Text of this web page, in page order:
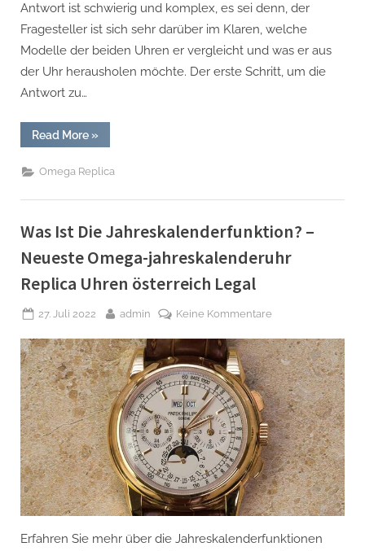
Antwort ist schwierig und komplex, es sei denn, der
Fragesteller ist sich sehr darüber im Klaren, welche
Modelle der beiden Uhren er vergleicht und was er aus
der Uhr herausholen möchte. Der erste Schritt, um die
Antwort zu…
Read More“Welche
Replica
Ist
Besser,
Omega
Oder
Eine
Submariner?”
»
Omega Replica
Was Ist Die Jahreskalenderfunktion? –
Neueste Omega-jahreskalenderuhr
Replica Uhren österreich Legal
Posted
27. Juli 2022 By
admin Keine Kommentare
Ist
Die
–
Neueste
Omega-
jahreskalenderuhr
Replica
Uhren
österreich
Erfahren Sie mehr über die Jahreskalenderfunktionen